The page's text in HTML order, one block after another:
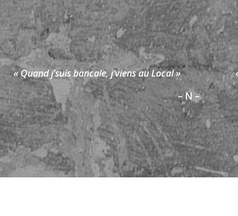
« Quand j’suis bancale, j’viens au Local »
– N –